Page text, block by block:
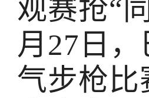
观赛抢“
月27日
气步枪